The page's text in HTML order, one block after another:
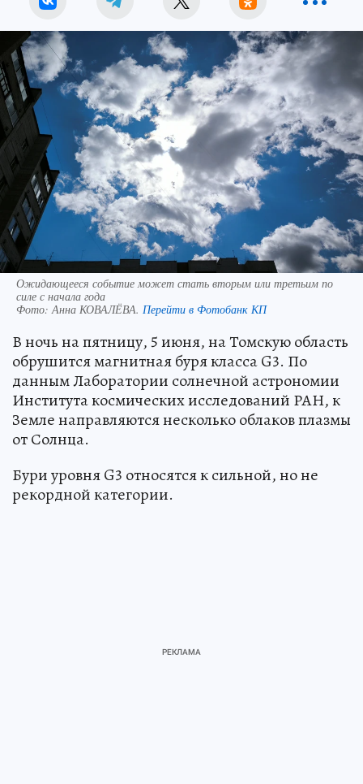
Ожидающееся событие может стать вторым или третьим по
силе с начала года
Фото:Анна КОВАЛЁВА. Перейти в Фотобанк КП
В ночь на пятницу, 5 июня, на Томскую область
обрушится магнитная буря класса G3. По
данным Лаборатории солнечной астрономии
Института космических исследований РАН, к
Земле направляются несколько облаков плазмы
от Солнца.
Бури уровня G3 относятся к сильной, но не
рекордной категории.